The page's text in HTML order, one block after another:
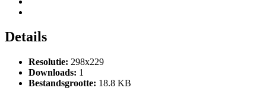
Details
Resolutie: 298x229
Downloads: 1
Bestandsgrootte: 18.8 KB